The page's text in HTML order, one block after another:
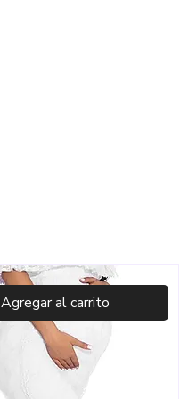
Agregar al carrito